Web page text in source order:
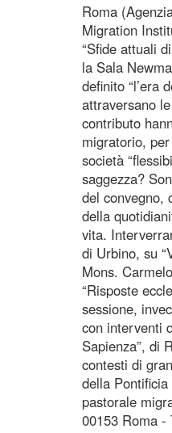
Roma
Migration
“Sfide attuali
la Sala
definito “l’era
attraversano
contributo
migratorio,
società
saggezza?
del convegno,
della
vita.
di Urbino, su
Mons.
“Risposte
sessione,
con interventi
Sapienza”, di
contesti di
della
pastorale
00153 Roma -